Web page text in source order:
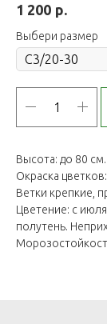
1 200 р.
Выбери размер
Высота: до 80
Окраска
Ветки крепкие,
Цветение: с
полутень.